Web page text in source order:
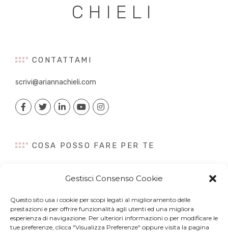
Gestisci Consenso Cookie
Questo sito usa i cookie per scopi legati al miglioramento delle
prestazioni e per offrire funzionalità agli utenti ed una migliora
esperienza di navigazione. Per ulteriori informazioni o per modificare le
tue preferenze, clicca "Visualizza Preferenze" oppure visita la pagina
CHIELI
CONTATTAMI
scrivi@ariannachieli.com
COSA POSSO FARE PER TE
Content Creation
Digital PR
Influencer Marketing